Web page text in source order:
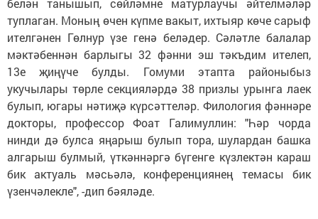
белән танышып, сөйләмне матурлаучы әйтелмәләр
туп­лаган. Моның өчен күпме вакыт, ихтыяр көче сарыф
ителгәнен Гөлнур үзе генә беләдер. Сәләтле балалар
мәктәбеннән барлыгы 32 фәнни эш тәкъдим ителеп,
13е җиңүче булды. Гомуми этапта районыбыз
укучылары төрле секцияләрдә 38 призлы урынга лаек
булып, югары нәтиҗә күрсәттеләр. Филология фәннәре
докторы, профессор Фоат Галимуллин: "Һәр чорда
нинди дә булса яңарыш булып тора, шулардан башка
алгарыш булмый, үткәннәргә бүгенге күзлектән караш
бик актуаль мәсьәлә, конференциянең темасы бик
үзенчәлекле", -дип бәяләде.